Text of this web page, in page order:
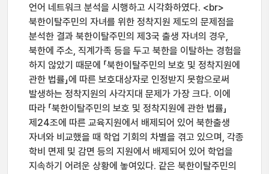
언어 네트워크 분석을 시행하고 시각화하였다. <br>
북한이탈주민의 자녀를 위한 정착지원 제도의 문제점을
분석한 결과 북한이탈주민의 제3국 출생 자녀의 경우,
북한에 주소, 직계가족 등을 두고 북한을 이탈하는 경험을
하지 않았기 때문에 「북한이탈주민의 보호 및 정착지원에
관한 법률」에 따른 보호대상자로 인정받지 못함으로써
발생하는 정착지원의 사각지대 문제가 가장 크다. 이에
따라 「북한이탈주민의 보호 및 정착지원에 관한 법률」
제24조에 따른 교육지원에서 배제되어 있어 북한출생
자녀와 비교했을 때 학업 기회의 차별을 겪고 있으며, 각종
학비 면제 및 감면 등의 지원에서 배제되어 있어 학업을
지속하기 어려운 상황에 놓여있다. 같은 북한이탈주민의